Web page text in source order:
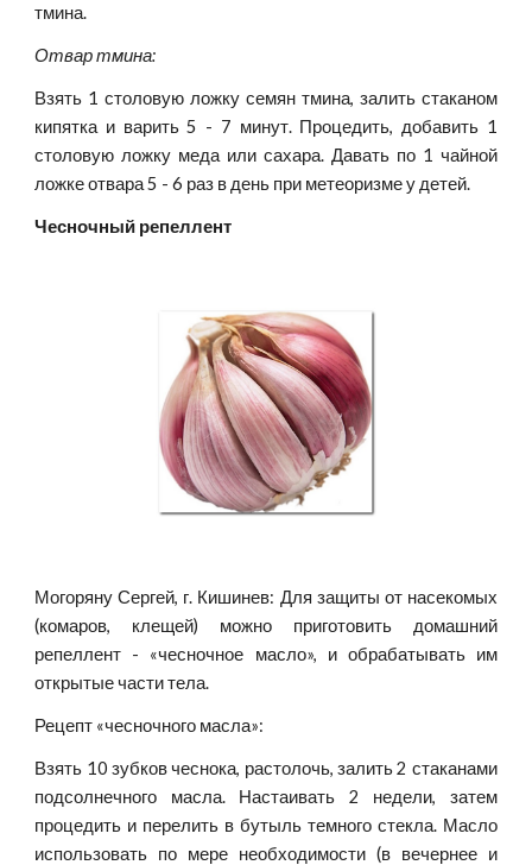
тмина.
Отвар тмина:
Взять 1 столовую ложку семян тмина, залить стаканом
кипятка и варить 5 - 7 минут. Процедить, добавить 1
столовую ложку меда или сахара. Давать по 1 чайной
ложке отвара 5 - 6 раз в день при метеоризме у детей.
Чесночный репеллент
Могоряну Сергей, г. Кишинев: Для защиты от насекомых
(комаров, клещей) можно приготовить домашний
репеллент - «чесночное масло», и обрабатывать им
открытые части тела.
Рецепт «чесночного масла»:
Взять 10 зубков чеснока, растолочь, залить 2 стаканами
подсолнечного масла. Настаивать 2 недели, затем
процедить и перелить в бутыль темного стекла. Масло
использовать по мере необходимости (в вечернее и